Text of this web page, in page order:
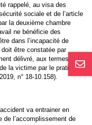
rappelé, au visa des
sociale et de l’article
la deuxième chambre
ne bénéficie des
dans l’incapacité de
être constatée par
délivré, aux termes du
la victime par le praticien
n° 18-10.158).
va entrainer en
de l’accomplissement de